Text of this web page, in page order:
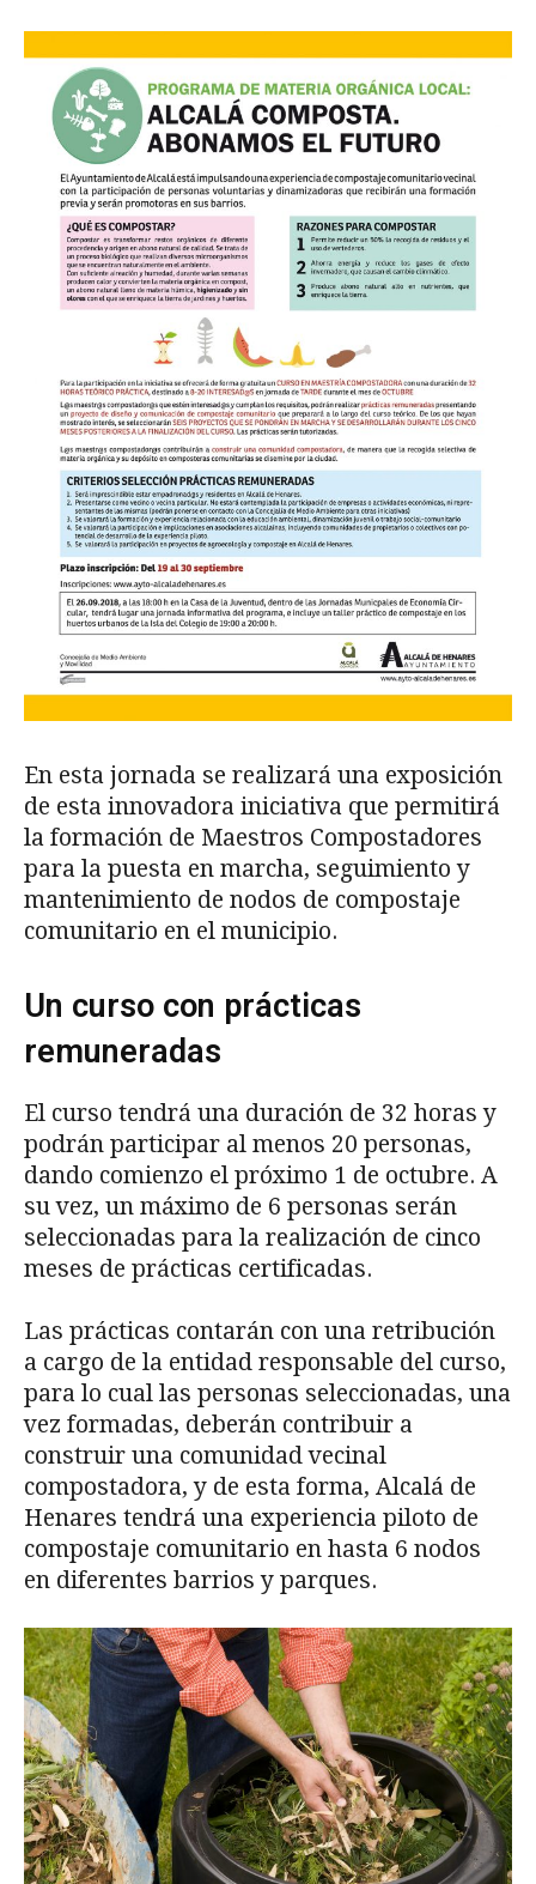
En esta jornada se realizará una exposición
de esta innovadora iniciativa que permitirá
la formación de Maestros Compostadores
para la puesta en marcha, seguimiento y
mantenimiento de nodos de compostaje
comunitario en el municipio.
Un curso con prácticas
remuneradas
El curso tendrá una duración de 32 horas y
podrán participar al menos 20 personas,
dando comienzo el próximo 1 de octubre. A
su vez, un máximo de 6 personas serán
seleccionadas para la realización de cinco
meses de prácticas certificadas.
Las prácticas contarán con una retribución
a cargo de la entidad responsable del curso,
para lo cual las personas seleccionadas, una
vez formadas, deberán contribuir a
construir una comunidad vecinal
compostadora, y de esta forma, Alcalá de
Henares tendrá una experiencia piloto de
compostaje comunitario en hasta 6 nodos
en diferentes barrios y parques.